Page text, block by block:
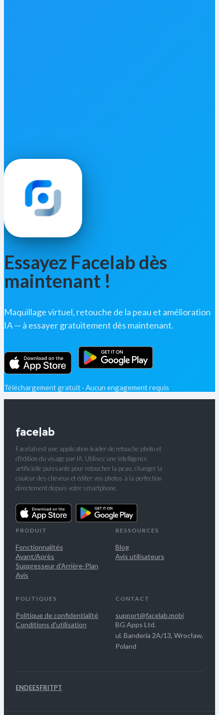
Essayez Facelab dès
maintenant !
Maquillage virtuel, retouche de la peau et amélioration
IA — à essayer gratuitement dès maintenant.
Téléchargement gratuit · Aucun engagement requis
Facelab est une application leader de retouche photo et
d'édition du visage par IA. Utilisez une intelligence
artificielle puissante pour retoucher la peau, changer la
couleur des cheveux et éditer vos photos à la perfection
directement depuis votre smartphone.
PRODUIT
Fonctionnalités
Avant/Après
Suppresseur d'Arrière-Plan
Avis
RESSOURCES
Blog
Avis utilisateurs
POLITIQUES
Politique de confidentialité
Conditions d'utilisation
CONTACT
support@facelab.mobi
BG Apps Ltd.
ul. Banderia 2A/13, Wrocław,
Poland
ENDEESFRITPT